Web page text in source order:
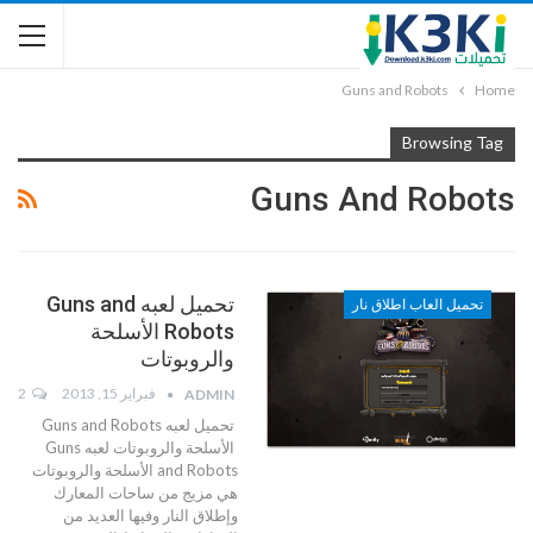
Home
Guns and Robots
Browsing Tag
Guns And Robots
تحميل العاب اطلاق نار
تحميل لعبه Guns and
Robots الأسلحة
والروبوتات
ADMIN فبراير 15, 2013
تحميل لعبه Guns and Robots
الأسلحة والروبوتات لعبه Guns
and Robots الأسلحة والروبوتات
هي مزيج من ساحات المعارك
وإطلاق النار وفيها العديد من